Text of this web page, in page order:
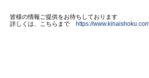
皆様の情報ご提供をお待ちしております
詳しくは、こちらまで https://